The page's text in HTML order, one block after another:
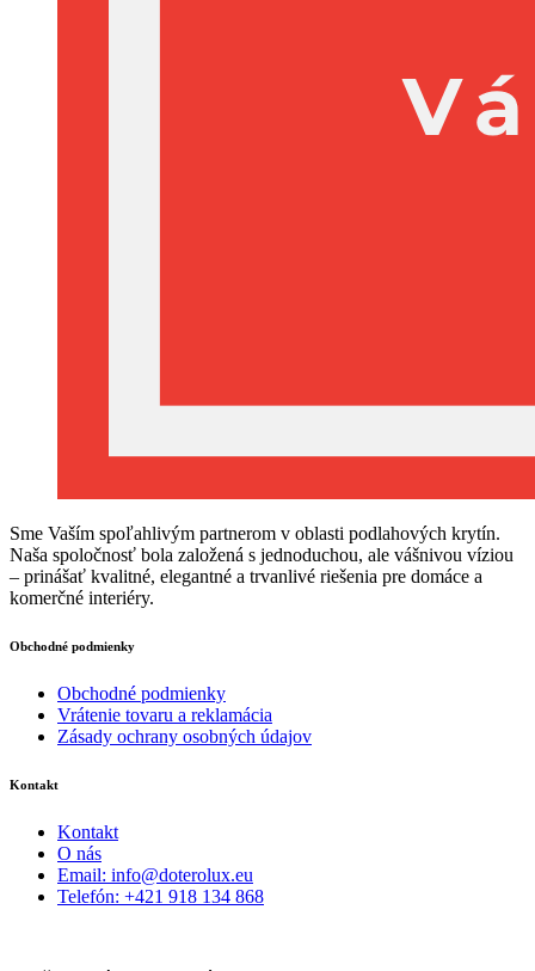
Sme Vaším spoľahlivým partnerom v oblasti podlahových krytín.
Naša spoločnosť bola založená s jednoduchou, ale vášnivou víziou
– prinášať kvalitné, elegantné a trvanlivé riešenia pre domáce a
komerčné interiéry.
Obchodné podmienky
Obchodné podmienky
Vrátenie tovaru a reklamácia
Zásady ochrany osobných údajov
Kontakt
Kontakt
O nás
Email: info@doterolux.eu
Telefón: +421 918 134 868